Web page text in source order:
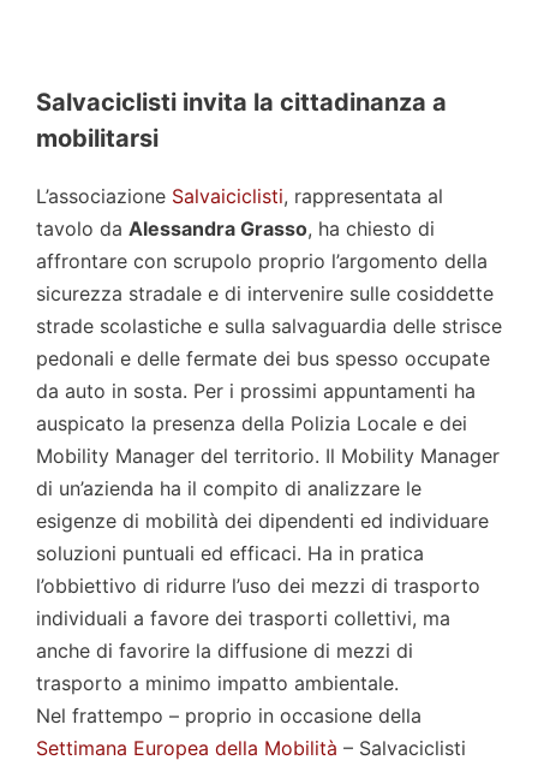
Salvaciclisti invita la cittadinanza a
mobilitarsi
L’associazione Salvaiciclisti, rappresentata al
tavolo da Alessandra Grasso, ha chiesto di
affrontare con scrupolo proprio l’argomento della
sicurezza stradale e di intervenire sulle cosiddette
strade scolastiche e sulla salvaguardia delle strisce
pedonali e delle fermate dei bus spesso occupate
da auto in sosta. Per i prossimi appuntamenti ha
auspicato la presenza della Polizia Locale e dei
Mobility Manager del territorio. Il Mobility Manager
di un’azienda ha il compito di analizzare le
esigenze di mobilità dei dipendenti ed individuare
soluzioni puntuali ed efficaci. Ha in pratica
l’obbiettivo di ridurre l’uso dei mezzi di trasporto
individuali a favore dei trasporti collettivi, ma
anche di favorire la diffusione di mezzi di
trasporto a minimo impatto ambientale.
Nel frattempo – proprio in occasione della
Settimana Europea della Mobilità – Salvaciclisti